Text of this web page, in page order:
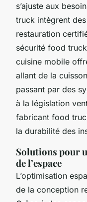
s’ajuste aux
truck intègrent
restauration
sécurité food
cuisine mobile
allant de la
passant par des
à la législation
fabricant food
la durabilité des
Solutions pour
de l’espace
L’optimisation
de la conception